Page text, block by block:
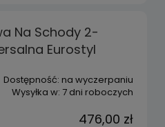
Na Schody 2-
Eurostyl
Dostępność: na wyczerpaniu
Wysyłka w: 7 dni roboczych
476,00 zł